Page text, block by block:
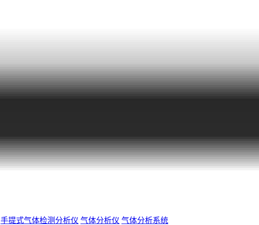
手提式气体检测分析仪 气体分析仪 气体分析系统